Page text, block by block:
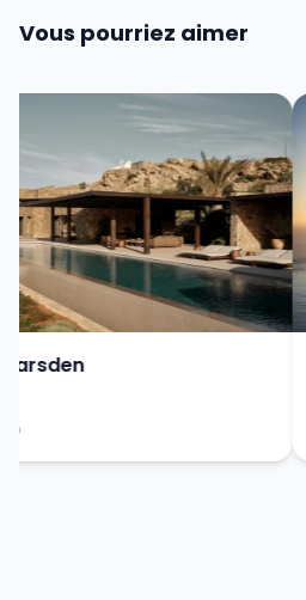
Vous pourriez aimer